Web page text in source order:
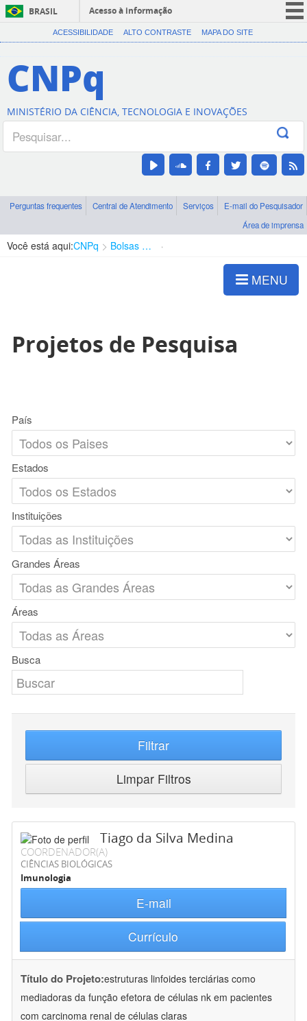
BRASIL
Acesso à informação
CORONAVÍRUS (COVID-19)
Canais
ACESSIBILIDADE ALTO CONTRASTE MAPA DO SITE
CNPq
MINISTÉRIO DA CIÊNCIA, TECNOLOGIA E INOVAÇÕES
Perguntas frequentes Central de Atendimento Serviços
E-mail do Pesquisador
Área de imprensa
Você está aqui:CNPq Bolsas e Auxílios Vigentes
MENU
Projetos de Pesquisa
País
Estados
Instituições
Grandes Áreas
Áreas
Busca
Filtrar
Limpar Filtros
Tiago da Silva Medina
COORDENADOR(A)
CIÊNCIAS BIOLÓGICAS
Imunologia
E-mail
Currículo
Título do Projeto:estruturas linfoides terciárias como
mediadoras da função efetora de células nk em pacientes
com carcinoma renal de células claras